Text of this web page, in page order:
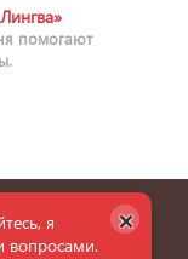
помогают
6/1,я
вопросами.
×